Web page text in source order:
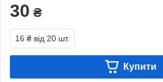
30 ₴
16 ₴ від 20 шт.
Купити